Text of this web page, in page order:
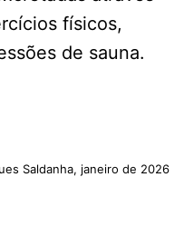
físicos,
de sauna.
Saldanha, janeiro de 2026